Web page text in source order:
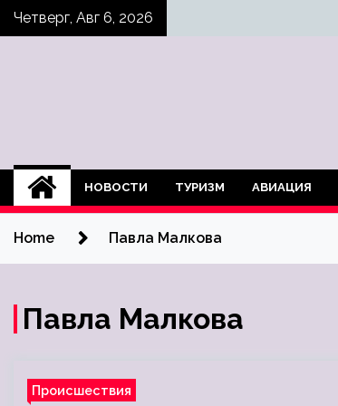
SkipЧетверг, Авг 6, 2026
НОВОСТИ ТУРИЗМ АВИАЦИЯ
Home Павла Малкова
Павла Малкова
Происшествия